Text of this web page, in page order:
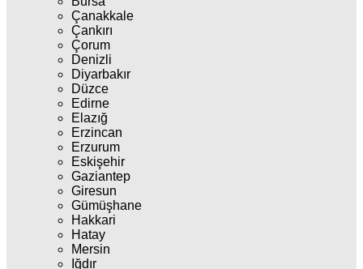
Çanakkale
Çankırı
Çorum
Denizli
Diyarbakır
Düzce
Edirne
Elazığ
Erzincan
Erzurum
Eskişehir
Gaziantep
Giresun
Gümüşhane
Hakkari
Hatay
Mersin
Iğdır